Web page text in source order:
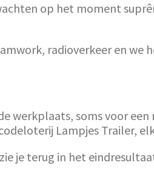
op het moment
radioverkeer en we
werkplaats, soms voor
Lampjes Trailer,
je terug in het